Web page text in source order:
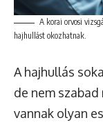
A korai orvosi
hajhullást okozhatnak.
A hajhullás
de nem
vannak olyan